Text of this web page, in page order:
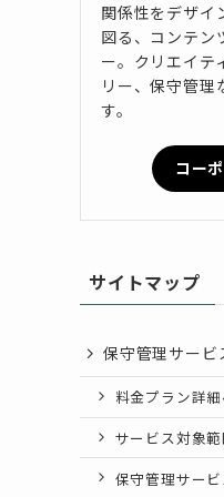
関係性をデザイ
図る、コンテン
ー。クリエイテ
リー、保守管理
す。
コー
サイトマップ
保守管理サー
料金プラン詳
サービス対象
保守管理サー